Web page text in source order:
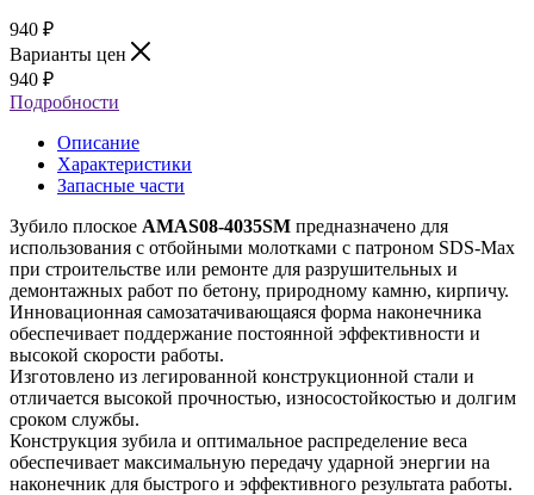
940 ₽
Варианты цен
940 ₽
Подробности
Описание
Характеристики
Запасные части
Зубило плоское AMAS08-4035SM предназначено для
использования с отбойными молотками с патроном SDS-Max
при строительстве или ремонте для разрушительных и
демонтажных работ по бетону, природному камню, кирпичу.
Инновационная самозатачивающаяся форма наконечника
обеспечивает поддержание постоянной эффективности и
высокой скорости работы.
Изготовлено из легированной конструкционной стали и
отличается высокой прочностью, износостойкостью и долгим
сроком службы.
Конструкция зубила и оптимальное распределение веса
обеспечивает максимальную передачу ударной энергии на
наконечник для быстрого и эффективного результата работы.